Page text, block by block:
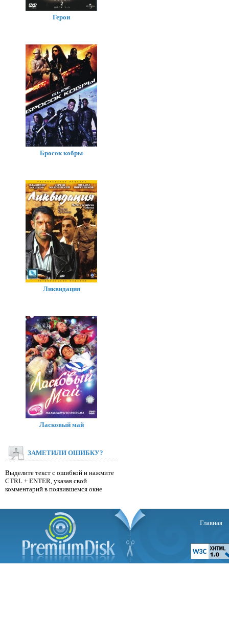
Герои
Бросок кобры
Ликвидация
Ласковый май
ЗАМЕТИЛИ ОШИБКУ?
Выделите текст с ошибкой и нажмите
CTRL + ENTER, указав свой
комментарий в появившемся окне
Главная